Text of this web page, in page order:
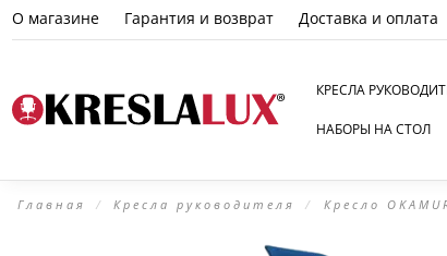
О магазине Гарантия и возврат Доставка и оплата
КРЕСЛА
НАБОРЫ НА СТОЛ
Главная Кресла руководителя Кресло